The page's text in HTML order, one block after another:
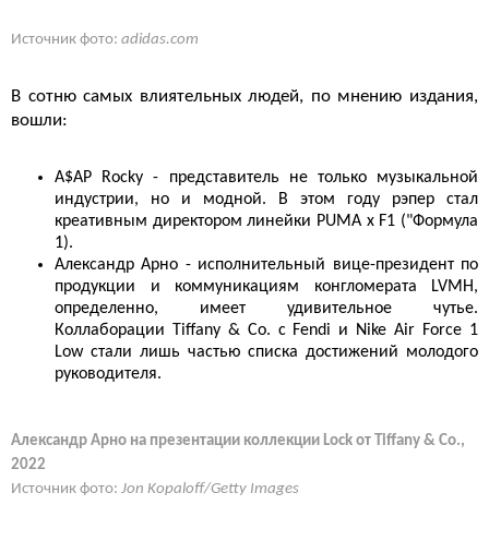
Источник фото: adidas.com
В сотню самых влиятельных людей, по мнению издания,
вошли:
A$AP Rocky - представитель не только музыкальной
индустрии, но и модной. В этом году рэпер стал
креативным директором линейки PUMA x F1 ("Формула
1).
Александр Арно - исполнительный вице-президент по
продукции и коммуникациям конгломерата LVMH,
определенно, имеет удивительное чутье.
Коллаборации Tiffany & Co. с Fendi и Nike Air Force 1
Low стали лишь частью списка достижений молодого
руководителя.
Александр Арно на презентации коллекции Lock от Tiffany & Co.,
2022
Источник фото: Jon Kopaloff/Getty Images